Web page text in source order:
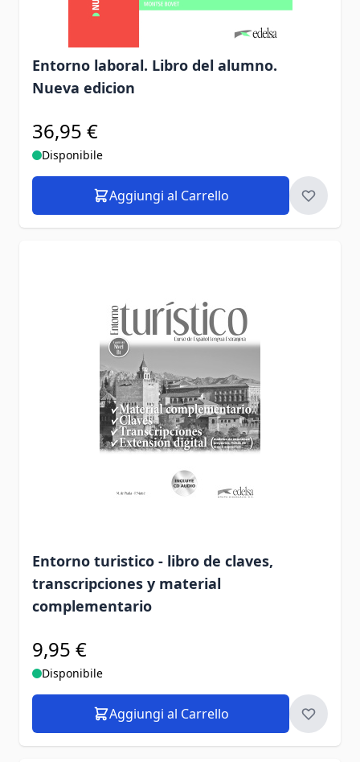
Entorno laboral. Libro del alumno.
Nueva edicion
36,95 €
Disponibile
Aggiungi al Carrello
Entorno turistico - libro de claves,
transcripciones y material
complementario
9,95 €
Disponibile
Aggiungi al Carrello